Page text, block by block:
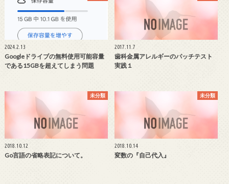
2024.2.13
Googleドライブの無料使用可能容量
である15GBを超えてしまう問題
2017.11.7
歯科金属アレルギーのパッチテスト
実践１
未分類
2018.10.12
Go言語の省略表記について。
未分類
2018.10.14
変数の『自己代入』